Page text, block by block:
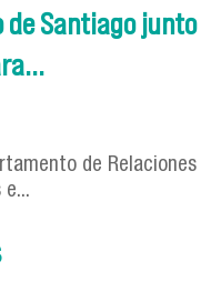
de Santiago junto
de Relaciones
e...